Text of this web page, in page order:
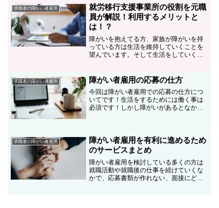
可能性が増えているということです。そ
のため就労移行の役割は、...
求職者の障がい者雇用
就労移行支援事業所の役割を元職
員が解説！利用するメリットと
は！？
障がいを抱えてる方、家族が障がいを持
っている方は生活を維持していくことを
望んでいます。そして生活をしていくた
安・・・そんなときに活用してほしいの
が就労移行支援事業所です！今回...
求職者の障がい者雇用 障がい者雇用の応募の仕方
今回は障がい者雇用での応募の仕方につ
いてです！生活をするためには働く事は
必須です！しかし障がいがあるとなかな
ッチを防ぐため障がい者雇...
求職者の障がい者雇用
障がい者雇用を有利に進めるため
のサービスまとめ
障がい者雇用を検討している多くの方は
就職活動や就職後の仕事を続けていくな
かで、応募書類が作れない、面接にどう